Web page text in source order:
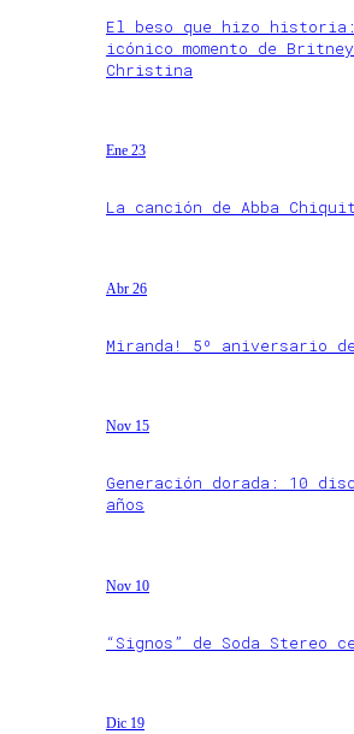
El beso que hizo
icónico momento de
Christina
Ene 23
La canción de Abba
Abr 26
Miranda! 5º aniversario
Nov 15
Generación dorada: 10
años
Nov 10
“Signos” de Soda Stereo
Dic 19